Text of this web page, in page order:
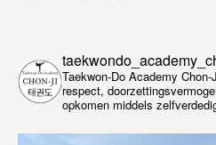
Taekwon-Do Academy
respect,
opkomen middels